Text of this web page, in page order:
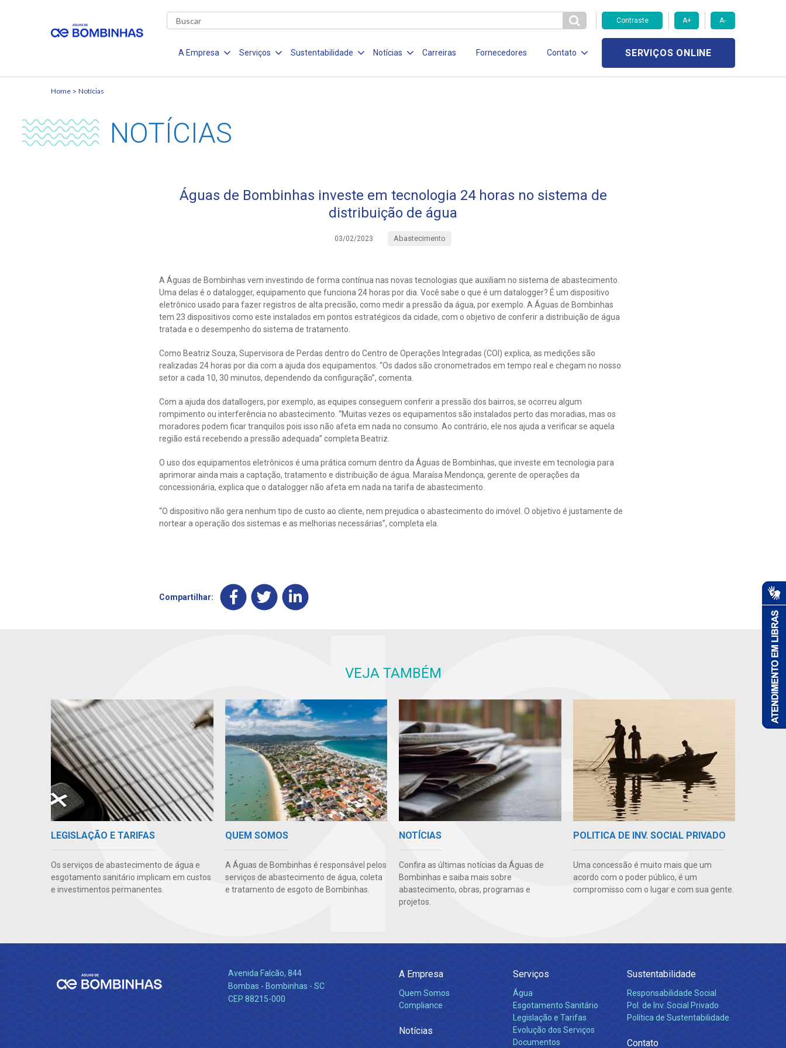
Contraste A+ A-
A Empresa Serviços Sustentabilidade Notícias Carreiras Fornecedores Contato SERVIÇOS ONLINE
Home Notícias
NOTÍCIAS
Águas de Bombinhas investe em tecnologia 24 horas no sistema de
distribuição de água
03/02/2023 Abastecimento
A Águas de Bombinhas vem investindo de forma contínua nas novas tecnologias que auxiliam no sistema de abastecimento.
Uma delas é o datalogger, equipamento que funciona 24 horas por dia. Você sabe o que é um datalogger? É um dispositivo
eletrônico usado para fazer registros de alta precisão, como medir a pressão da água, por exemplo. A Águas de Bombinhas
tem 23 dispositivos como este instalados em pontos estratégicos da cidade, com o objetivo de conferir a distribuição de água
tratada e o desempenho do sistema de tratamento.
Como Beatriz Souza, Supervisora de Perdas dentro do Centro de Operações Integradas (COI) explica, as medições são
realizadas 24 horas por dia com a ajuda dos equipamentos. “Os dados são cronometrados em tempo real e chegam no nosso
setor a cada 10, 30 minutos, dependendo da configuração”, comenta.
Com a ajuda dos datallogers, por exemplo, as equipes conseguem conferir a pressão dos bairros, se ocorreu algum
rompimento ou interferência no abastecimento. “Muitas vezes os equipamentos são instalados perto das moradias, mas os
moradores podem ficar tranquilos pois isso não afeta em nada no consumo. Ao contrário, ele nos ajuda a verificar se aquela
região está recebendo a pressão adequada” completa Beatriz.
O uso dos equipamentos eletrônicos é uma prática comum dentro da Águas de Bombinhas, que investe em tecnologia para
aprimorar ainda mais a captação, tratamento e distribuição de água. Maraísa Mendonça, gerente de operações da
concessionária, explica que o datalogger não afeta em nada na tarifa de abastecimento.
“O dispositivo não gera nenhum tipo de custo ao cliente, nem prejudica o abastecimento do imóvel. O objetivo é justamente de
nortear a operação dos sistemas e as melhorias necessárias”, completa ela.
Compartilhar:
VEJA TAMBÉM
LEGISLAÇÃO E TARIFAS
Os serviços de abastecimento de água e
esgotamento sanitário implicam em custos
e investimentos permanentes.
QUEM SOMOS
A Águas de Bombinhas é responsável pelos
serviços de abastecimento de água, coleta
e tratamento de esgoto de Bombinhas.
NOTÍCIAS
Confira as últimas notícias da Águas de
Bombinhas e saiba mais sobre
abastecimento, obras, programas e
projetos.
POLITICA DE INV. SOCIAL PRIVADO
Uma concessão é muito mais que um
acordo com o poder público, é um
compromisso com o lugar e com sua gente.
Avenida Falcão, 844
Bombas - Bombinhas - SC
CEP 88215-000
A Empresa
Quem Somos
Compliance
Notícias
Serviços
Água
Esgotamento Sanitário
Legislação e Tarifas
Evolução dos Serviços
Documentos
Sustentabilidade
Responsabilidade Social
Pol. de Inv. Social Privado
Política de Sustentabilidade
Contato